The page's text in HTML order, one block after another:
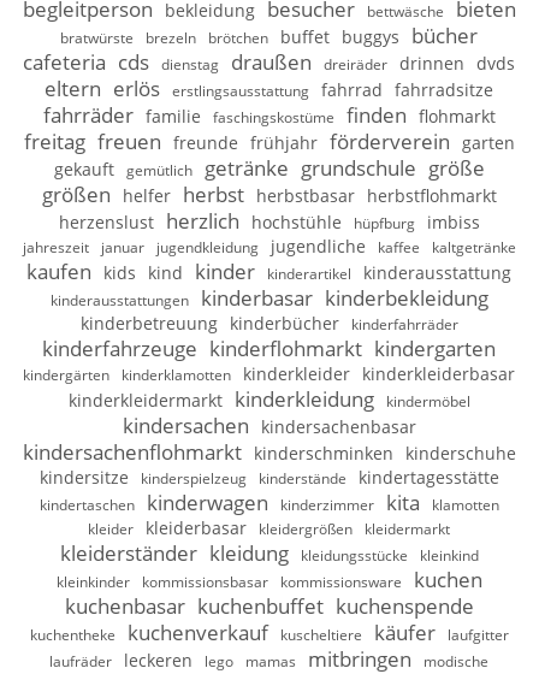
begleitperson bekleidung besucher bettwäsche bieten
bratwürste brezeln brötchen buffet buggys
bücher
cafeteria cds dienstag draußen dreiräder drinnen dvds
eltern erlös erstlingsausstattung fahrrad fahrradsitze
fahrräder familie faschingskostüme finden flohmarkt
freitag freuen freunde frühjahr förderverein garten
gekauft
gemütlich getränke grundschule größe
größen
helfer herbst herbstbasar herbstflohmarkt
herzenslust herzlich hochstühle hüpfburg imbiss
jahreszeit januar jugendkleidung jugendliche kaffee kaltgetränke
kaufen kids kind kinder kinderartikel kinderausstattung
kinderausstattungen kinderbasar kinderbekleidung
kinderbetreuung kinderbücher kinderfahrräder
kinderfahrzeuge kinderflohmarkt kindergarten
kindergärten kinderklamotten kinderkleider kinderkleiderbasar
kinderkleidermarkt kinderkleidung kindermöbel
kindersachen kindersachenbasar
kindersachenflohmarkt kinderschminken
kinderschuhe
kindersitze
kinderspielzeug kinderstände kindertagesstätte
kindertaschen kinderwagen kinderzimmer kita
klamotten
kleider
kleiderbasar kleidergrößen kleidermarkt
kleiderständer kleidung kleidungsstücke
kleinkind
kleinkinder
kommissionsbasar kommissionsware
kuchen
kuchenbasar kuchenbuffet kuchenspende
kuchentheke kuchenverkauf kuscheltiere käufer
laufgitter
laufräder
leckeren lego mamas mitbringen
modische